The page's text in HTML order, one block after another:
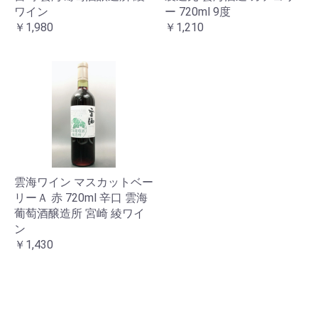
ワイン
￥1,980
ー 720ml 9度
￥1,210
雲海ワイン マスカットベー
リーＡ 赤 720ml 辛口 雲海
葡萄酒醸造所 宮崎 綾ワイ
ン
￥1,430